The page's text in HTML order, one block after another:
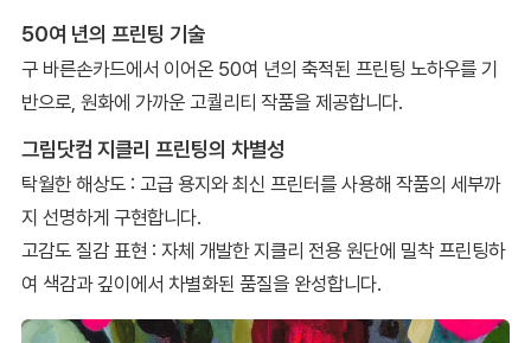
50여 년의 프린팅 기술
구 바른손카드에서 이어온 50여 년의 축적된 프린팅 노하우를 기
반으로, 원화에 가까운 고퀄리티 작품을 제공합니다.
그림닷컴 지클리 프린팅의 차별성
탁월한 해상도 : 고급 용지와 최신 프린터를 사용해 작품의 세부까
지 선명하게 구현합니다.
고감도 질감 표현 : 자체 개발한 지클리 전용 원단에 밀착 프린팅하
여 색감과 깊이에서 차별화된 품질을 완성합니다.